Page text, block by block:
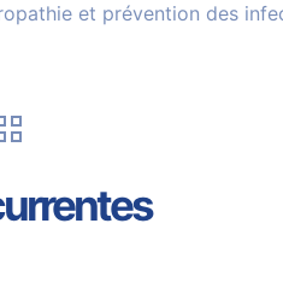
et prévention des